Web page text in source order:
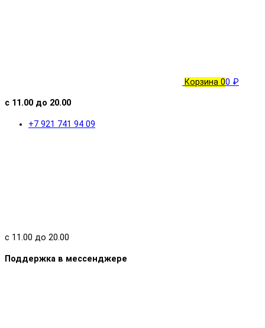
Корзина 00 ₽
с 11.00 до 20.00
+7 921 741 94 09
с 11.00 до 20.00
Поддержка в мессенджере